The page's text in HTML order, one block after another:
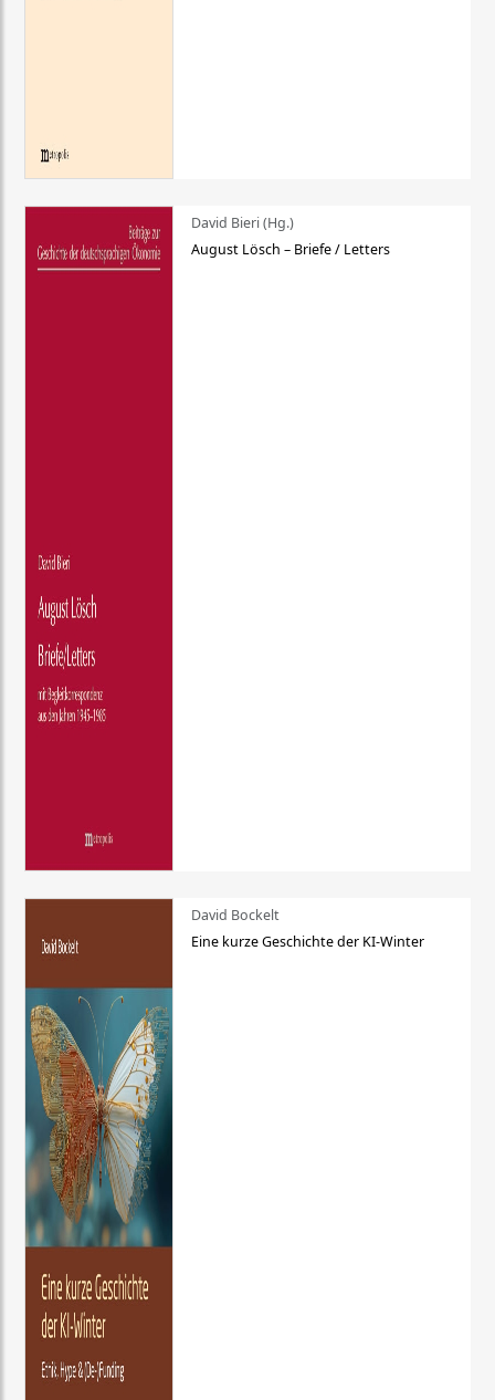
David Bieri (Hg.)
August Lösch – Briefe / Letters
David Bockelt
Eine kurze Geschichte der KI-Winter